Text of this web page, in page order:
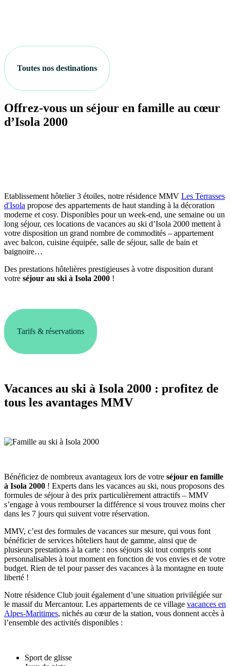
Toutes nos destinations
Offrez-vous un séjour en famille au cœur
d’Isola 2000
Etablissement hôtelier 3 étoiles, notre résidence MMV Les Terrasses
d'Isola propose des appartements de haut standing à la décoration
moderne et cosy. Disponibles pour un week-end, une semaine ou un
long séjour, ces locations de vacances au ski d’Isola 2000 mettent à
votre disposition un grand nombre de commodités – appartement
avec balcon, cuisine équipée, salle de séjour, salle de bain et
baignoire…
Des prestations hôtelières prestigieuses à votre disposition durant
votre séjour au ski à Isola 2000 !
Tarifs & réservations
Vacances au ski à Isola 2000 : profitez de
tous les avantages MMV
Bénéficiez de nombreux avantageux lors de votre séjour en famille
à Isola 2000 ! Experts dans les vacances au ski, nous proposons des
formules de séjour à des prix particulièrement attractifs – MMV
s’engage à vous rembourser la différence si vous trouvez moins cher
dans les 7 jours qui suivent votre réservation.
MMV, c’est des formules de vacances sur mesure, qui vous font
bénéficier de services hôteliers haut de gamme, ainsi que de
plusieurs prestations à la carte : nos séjours ski tout compris sont
personnalisables à tout moment en fonction de vos envies et de votre
budget. Rien de tel pour passer des vacances à la montagne en toute
liberté !
Notre résidence Club jouit également d’une situation privilégiée sur
le massif du Mercantour. Les appartements de ce village vacances en
Alpes-Maritimes, nichés au cœur de la station, vous donnent accès à
l’ensemble des activités disponibles :
Sport de glisse